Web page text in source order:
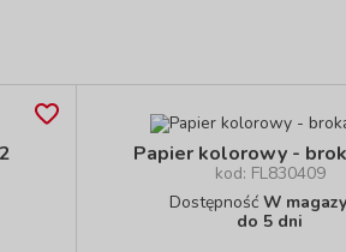
Papier kolorowy -
kod: FL830409
Dostępność W
do 5 dni